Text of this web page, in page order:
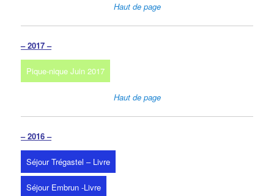
Haut de page
– 2017 –
Pique-nique Juin 2017
Haut de page
– 2016 –
Séjour Trégastel – Livre
Séjour Embrun -Livre